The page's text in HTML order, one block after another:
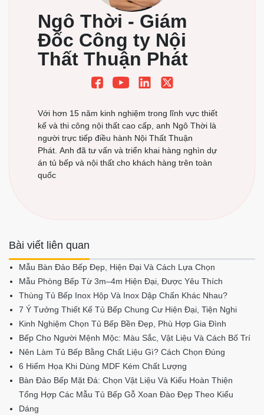
Ngô Thời - Giám
Đốc Công ty Nội
Thất Thuận Phát
Với hơn 15 năm kinh nghiệm trong lĩnh vực thiết
kế và thi công nội thất cao cấp, anh Ngô Thời là
người trực tiếp điều hành Nội Thất Thuận
Phát. Anh đã tư vấn và triển khai hàng nghìn dự
án tủ bếp và nội thất cho khách hàng trên toàn
quốc
Bài viết liên quan
Mẫu Bàn Đảo Bếp Đẹp, Hiện Đại Và Cách Lựa Chọn
Mẫu Phòng Bếp Từ 3m–4m Hiện Đại, Được Yêu Thích
Thùng Tủ Bếp Inox Hộp Và Inox Dập Chấn Khác Nhau?
7 Ý Tưởng Thiết Kế Tủ Bếp Chung Cư Hiện Đại, Tiện Nghi
Kinh Nghiệm Chọn Tủ Bếp Bền Đẹp, Phù Hợp Gia Đình
Bếp Cho Người Mệnh Mộc: Màu Sắc, Vật Liệu Và Cách Bố Trí
Nên Làm Tủ Bếp Bằng Chất Liệu Gì? Cách Chọn Đúng
6 Hiểm Họa Khi Dùng MDF Kém Chất Lượng
Bàn Đảo Bếp Mặt Đá: Chọn Vật Liệu Và Kiểu Hoàn Thiện
Tổng Hợp Các Mẫu Tủ Bếp Gỗ Xoan Đào Đẹp Theo Kiểu
Dáng